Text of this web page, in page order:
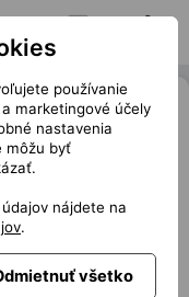
trhu
novou
představil Google
Tímto krokem
používanie
marketingové účely
nastavenia
môžu byť
nájdete na
.
všetko